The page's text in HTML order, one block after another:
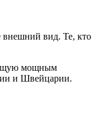
внешний вид. Те, кто
мощным
и Швейцарии.